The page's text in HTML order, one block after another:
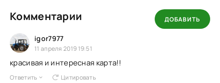
Комментарии ДОБАВИТЬ
igor7977
11 апреля 2019 19:51
красивая и интересная карта!!
Ответить Цитировать